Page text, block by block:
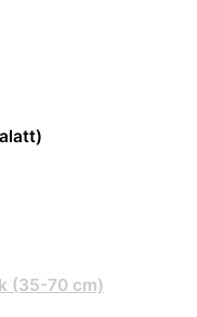
(35-70 cm)